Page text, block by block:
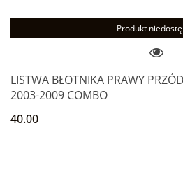
Produkt
LISTWA BŁOTNIKA PRAWY
2003-2009 COMBO
40.00